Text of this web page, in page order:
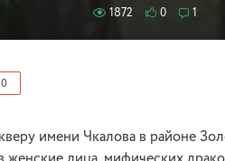
1872 0 1
0
имени Чкалова в районе